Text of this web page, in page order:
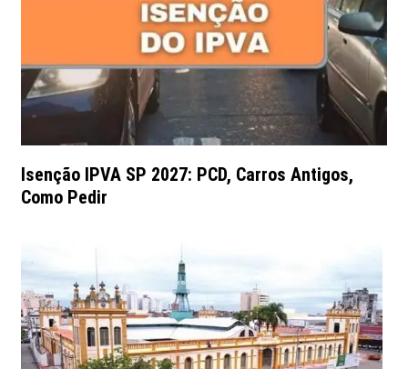
Isenção IPVA SP 2027: PCD, Carros Antigos,
Como Pedir